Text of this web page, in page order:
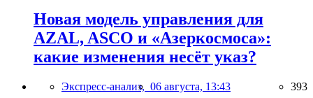
Новая модель управления для
AZAL, ASCO и «Азеркосмоса»:
какие изменения несёт указ?
Экспресс-анализ, 06 августа, 13:43 393